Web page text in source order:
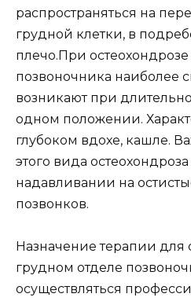
распространяться на
грудной клетки, в
плечо.При остеохондрозе
позвоночника наиболее
возникают при
одном положении.
глубоком вдохе, кашле.
этого вида
надавливании на
позвонков.
Назначение терапии для
грудном отделе
осуществляться